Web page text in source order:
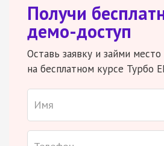
Получи
демо-доступ
Оставь заявку и займи место
на бесплатном курсе Турбо